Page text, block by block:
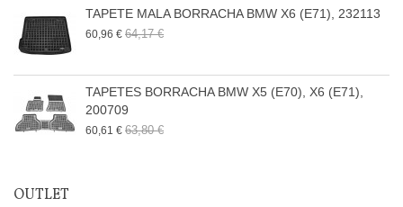
TAPETE MALA BORRACHA BMW X6 (E71), 232113
60,96 € 64,17 €
TAPETES BORRACHA BMW X5 (E70), X6 (E71),
200709
60,61 € 63,80 €
OUTLET